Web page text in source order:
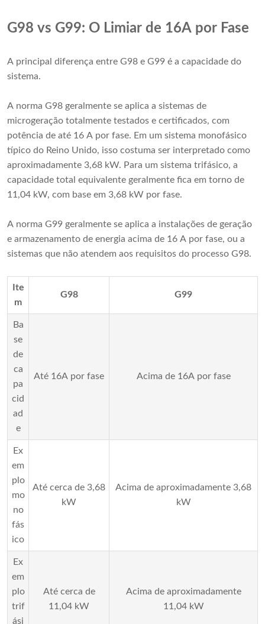
G98 vs G99: O Limiar de 16A por Fase
A principal diferença entre G98 e G99 é a capacidade do
sistema.
A norma G98 geralmente se aplica a sistemas de
microgeração totalmente testados e certificados, com
potência de até 16 A por fase. Em um sistema monofásico
típico do Reino Unido, isso costuma ser interpretado como
aproximadamente 3,68 kW. Para um sistema trifásico, a
capacidade total equivalente geralmente fica em torno de
11,04 kW, com base em 3,68 kW por fase.
A norma G99 geralmente se aplica a instalações de geração
e armazenamento de energia acima de 16 A por fase, ou a
sistemas que não atendem aos requisitos do processo G98.
Ite
m
G98 G99
Ba
se
de
ca
pa
cid
ad
e
Até 16A por fase Acima de 16A por fase
Ex
em
plo
mo
no
fás
ico
Até cerca de 3,68
kW
Acima de aproximadamente 3,68
kW
Ex
em
plo
trif
ási
Até cerca de
11,04 kW
Acima de aproximadamente
11,04 kW